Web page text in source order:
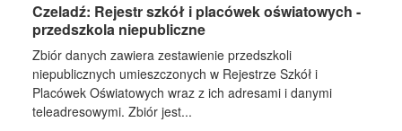
Czeladź: Rejestr szkół i placówek oświatowych -
przedszkola niepubliczne
Zbiór danych zawiera zestawienie przedszkoli
niepublicznych umieszczonych w Rejestrze Szkół i
Placówek Oświatowych wraz z ich adresami i danymi
teleadresowymi. Zbiór jest...